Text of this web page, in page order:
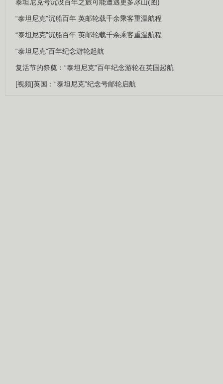
泰坦尼克号沉没百年之旅可能遭遇更多冰山(图)
“泰坦尼克”沉船百年 英邮轮载千余乘客重温航程
“泰坦尼克”沉船百年 英邮轮载千余乘客重温航程
“泰坦尼克”百年纪念游轮起航
复活节的祭奠：“泰坦尼克”百年纪念游轮在英国起航
[视频]英国：“泰坦尼克”纪念号邮轮启航